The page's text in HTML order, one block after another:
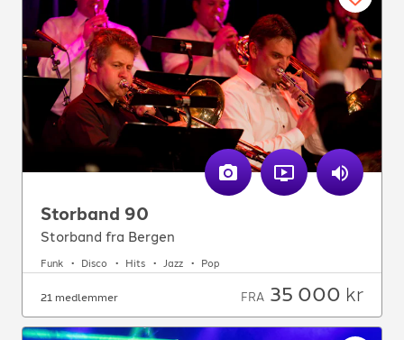
Storband 90
Storband fra Bergen
Funk Disco Hits Jazz Pop
21 medlemmer FRA 35 000 kr